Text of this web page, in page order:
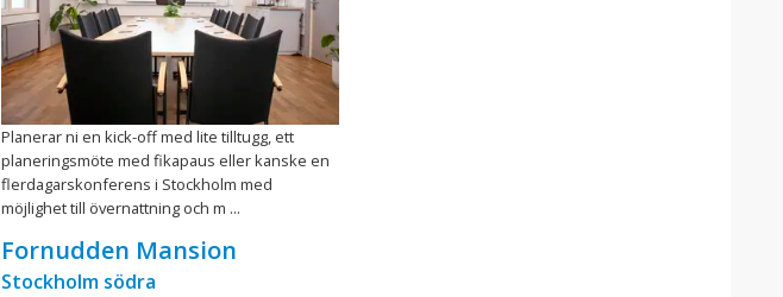
Planerar ni en kick-off med lite tilltugg, ett
planeringsmöte med fikapaus eller kanske en
flerdagarskonferens i Stockholm med
möjlighet till övernattning och m ...
Fornudden Mansion
Stockholm södra